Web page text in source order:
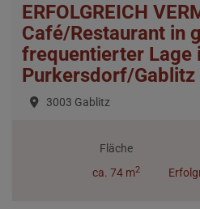
ERFOLGREICH
Café/Restaurant in
frequentierter Lage
Purkersdorf/Gablitz
3003 Gablitz
Fläche
ca. 74 m2